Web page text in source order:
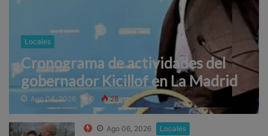
Locales
Cronograma de actividades del
gobernador Kicillof en La Madrid
Ago 04, 2026 0 28
Ago 06, 2026 Locales